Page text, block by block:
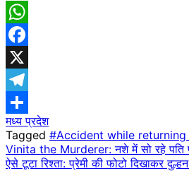
WhatsApp
Facebook
X
Telegram
Share
मध्य प्रदेश
Tagged #Accident while
Post
Vinita the Murderer: नशे में सो रहे पति
ऐसे टूटा रिश्ता: प्रेमी की फोटो दिखाकर